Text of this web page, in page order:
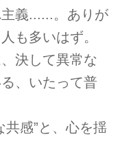
義......。ありが
も多いはず。
決して異常な
、いたって普
共感”と、心を揺